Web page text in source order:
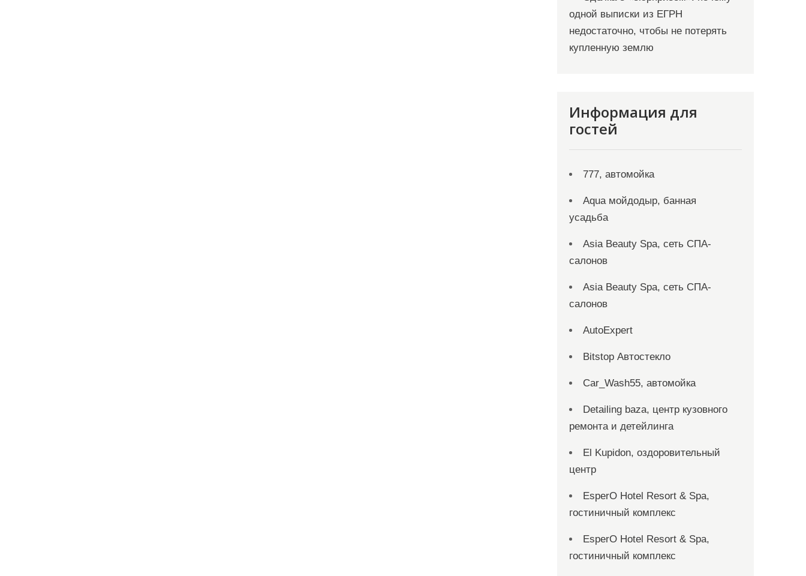
одной выписки из ЕГРН
недостаточно, чтобы не потерять
купленную землю
Информация для
гостей
777, автомойка
Aqua мойдодыр, банная
усадьба
Asia Beauty Spa, сеть СПА-
салонов
Asia Beauty Spa, сеть СПА-
салонов
AutoExpert
Bitstop Автостекло
Car_Wash55, автомойка
Detailing baza, центр кузовного
ремонта и детейлинга
El Kupidon, оздоровительный
центр
EsperO Hotel Resort & Spa,
гостиничный комплекс
EsperO Hotel Resort & Spa,
гостиничный комплекс